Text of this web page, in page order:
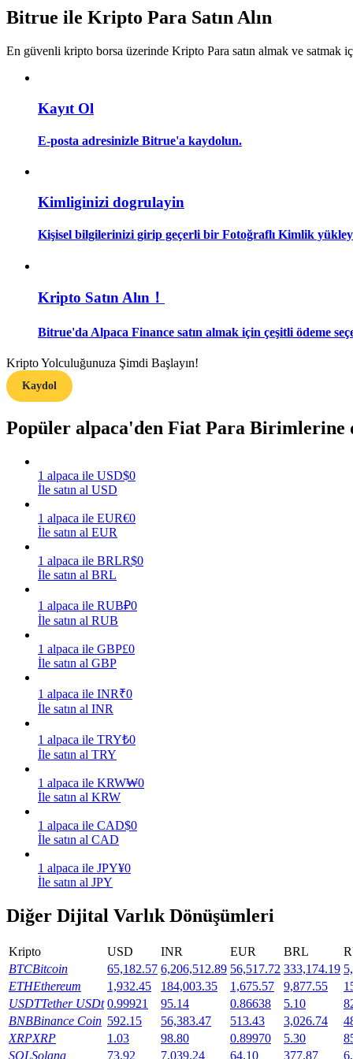
Kopya Tüccarı Olun
Bilgi
Ticaret bilgileri vb. dahil olmak üzere büyük veri analizi.
Rehber
Ticaret stratejileri
Nasıl kârlı kalabileceğinizi öğrenin
Günlük rekabetçi ödüller kazanın
Bitrue ile Kripto Para Satın Alın
En güvenli kripto borsa üzerinde Kripto Para satın almak ve satmak
Kayıt Ol
E-posta adresinizle Bitrue'a kaydolun.
Kimliginizi dogrulayin
Kişisel bilgilerinizi girip geçerli bir Fotoğraflı Kimlik
Kripto Satın Alın！
Bitrue'da Alpaca Finance satın almak için çeşitli ödeme
Kripto Yolculuğunuza Şimdi Başlayın!
Kaydol
Popüler alpaca'den Fiat Para Birimlerine
1 alpaca ile USD$0
İle satın al USD
1 alpaca ile EUR€0
İle satın al EUR
1 alpaca ile BRLR$0
İle satın al BRL
1 alpaca ile RUB₽0
İle satın al RUB
1 alpaca ile GBP£0
İle satın al GBP
1 alpaca ile INR₹0
İle satın al INR
1 alpaca ile TRY₺0
İle satın al TRY
1 alpaca ile KRW₩0
İle satın al KRW
1 alpaca ile CAD$0
İle satın al CAD
1 alpaca ile JPY¥0
İle satın al JPY
Diğer Dijital Varlık Dönüşümleri
Kripto USD INR EUR BRL
BTCBitcoin 65,182.57 6,206,512.89 56,517.72 333,174.19
ETHEthereum 1,932.45 184,003.35 1,675.57 9,877.55
USDTTether USDt 0.99921 95.14 0.86638 5.10
BNBBinance Coin 592.15 56,383.47 513.43 3,026.74
XRPXRP 1.03 98.80 0.89970 5.30
SOLSolana 73.92 7,039.24 64.10 377.87